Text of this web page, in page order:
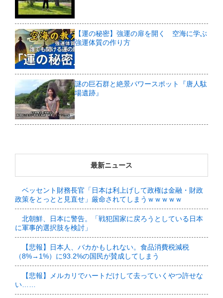
【運の秘密】強運の扉を開く 空海に学ぶ
強運体質の作り方
謎の巨石群と絶景パワースポット『唐人駄
場遺跡』
最新ニュース
ベッセント財務長官「日本は利上げして政権は金融・財政
政策をとっとと見直せ」厳命されてしまうｗｗｗｗｗ
北朝鮮、日本に警告。「戦犯国家に戻ろうとしている日本
に軍事的選択肢を検討」
【悲報】日本人、バカかもしれない。食品消費税減税
（8%→1%）に93.2%の国民が賛成してしまう
【悲報】メルカリでハートだけして去っていくやつ許せな
い……